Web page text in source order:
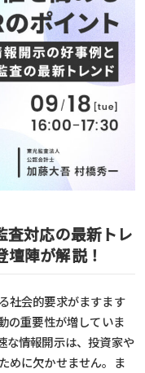
査対応の最新トレ
陣が解説！
社会的要求がますます
の重要性が増していま
な情報開示は、投資家や
めに欠かせません。ま